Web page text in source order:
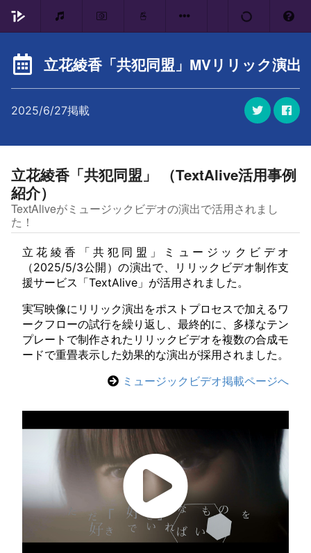
立花綾香「共犯同盟」MVリリック演出
2025/6/27掲載
立花綾香「共犯同盟」 （TextAlive活用事例
紹介）
TextAliveがミュージックビデオの演出で活用されまし
た！
立花綾香「共犯同盟」ミュージックビデオ
（2025/5/3公開）の演出で、リリックビデオ制作支
援サービス「TextAlive」が活用されました。
実写映像にリリック演出をポストプロセスで加えるワ
ークフローの試行を繰り返し、最終的に、多様なテン
プレートで制作されたリリックビデオを複数の合成モ
ードで重畳表示した効果的な演出が採用されました。
ミュージックビデオ掲載ページへ